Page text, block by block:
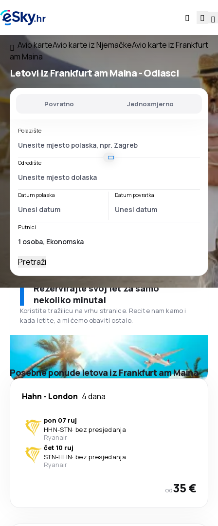
Avio karteAvio karte iz NjemačkeAvio karte iz Frankfurt
am Maina
Letoviiz Frankfurt am Maina- Odlasci
Povratno Jednosmjerno
Polazište
Odredište
Datum polaska Datum povratka
Putnici
Pretraži
Rezervirajte svoj let za samo
nekoliko minuta!
Koristite tražilicu na vrhu stranice. Recite nam kamo i
kada letite, a mi ćemo obaviti ostalo.
Posebne ponude letova iz Frankfurt am Maina
Hahn - London 4 dana
pon 07 ruj
HHN-STN· bez presjedanja
Ryanair
čet 10 ruj
STN-HHN· bez presjedanja
Ryanair
od35 €